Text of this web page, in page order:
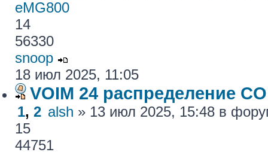
eMG800
14
56330
snoop
18 июл 2025, 11:05
VOIM 24 распределение CO
1, 2 alsh » 13 июл 2025, 15:48 в
15
44751